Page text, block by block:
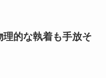
的な執着も手放そ